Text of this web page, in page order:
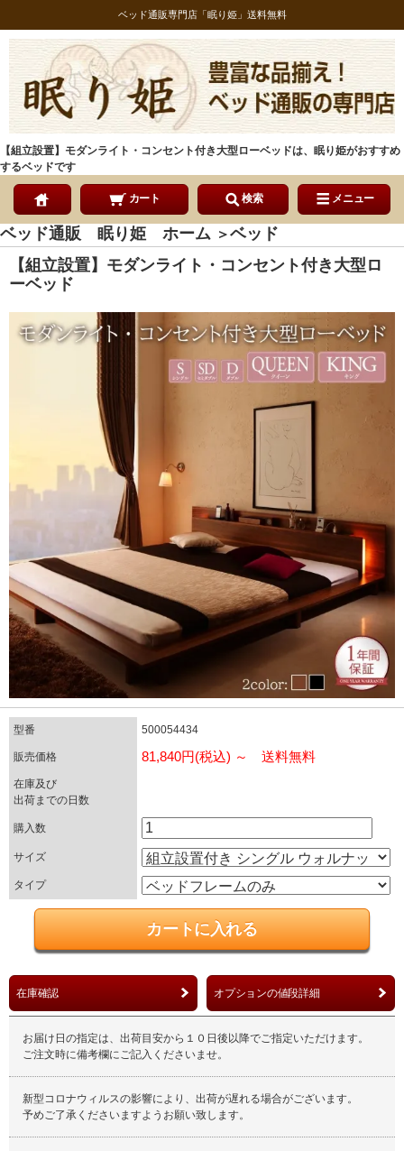
ベッド通販専門店「眠り姫」送料無料
【組立設置】モダンライト・コンセント付き大型ローベッドは、眠り姫がおすすめ
するベッドです
カート 検索 メニュー
ベッド通販 眠り姫 ホーム ＞ベッド
【組立設置】モダンライト・コンセント付き大型ロ
ーベッド
型番 500054434
販売価格 81,840円(税込) ～ 送料無料
在庫及び
出荷までの日数
購入数
サイズ
タイプ
在庫確認 オプションの値段詳細
お届け日の指定は、出荷目安から１０日後以降でご指定いただけます。
ご注文時に備考欄にご記入くださいませ。
新型コロナウィルスの影響により、出荷が遅れる場合がございます。
予めご了承くださいますようお願い致します。